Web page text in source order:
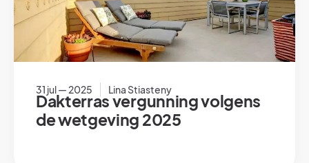
31 jul — 2025 Lina Stiasteny
Dakterras vergunning volgens
de wetgeving 2025